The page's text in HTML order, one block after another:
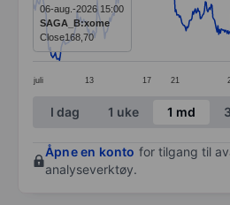
The chart has 1 X axis
The chart has 1 Y axis
juli 13 17 21
06-aug.-2026 15:00
SAGA_B:xome
Close168,70
End of interactive chart.
I dag 1 uke 1 md
Åpne en konto for tilgang til
analyseverktøy.